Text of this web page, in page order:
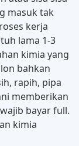
masuk tak
kerja
lama 1-3
kimia yang
bahkan
rapih, pipa
memberikan
bayar full.
kimia